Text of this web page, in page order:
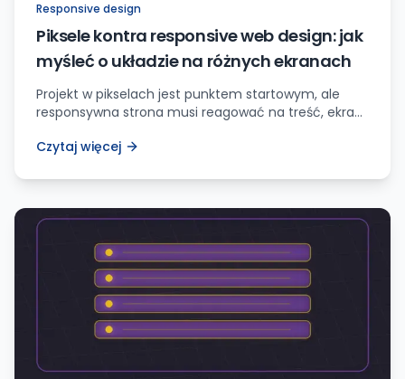
Responsive design
Piksele kontra responsive web design: jak
myśleć o układzie na różnych ekranach
Projekt w pikselach jest punktem startowym, ale
responsywna strona musi reagować na treść, ekran,
Czytaj więcej